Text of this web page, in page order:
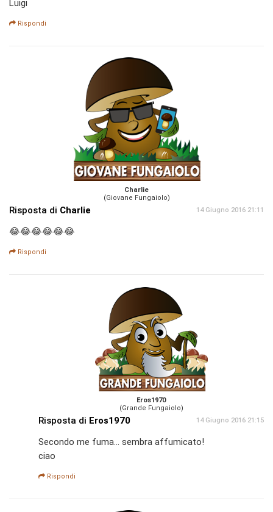
Luigi
Rispondi
Charlie
(Giovane Fungaiolo)
Risposta di Charlie 14 Giugno 2016 21:11
😂😂😂😂😂😂
Rispondi
Eros1970
(Grande Fungaiolo)
Risposta di Eros1970 14 Giugno 2016 21:15
Secondo me fuma... sembra affumicato!
ciao
Rispondi